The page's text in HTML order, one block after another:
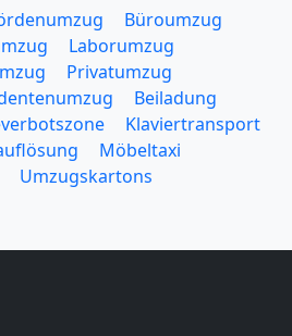
Büroumzug
Laborumzug
Privatumzug
Beiladung
Klaviertransport
Möbeltaxi
Umzugskartons